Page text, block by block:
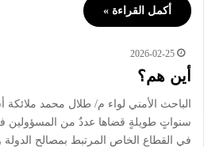
أكمل القراءة »
2026-02-25
أين هم؟
الباحث الأمني لواء م/ طلال محمد
سنواتٍ طويلةٍ قضاها عددٌ من المسؤولين
في القطاع الخاص المرتبط بمصالح